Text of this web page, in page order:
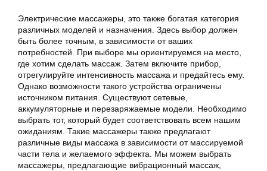
Электрические массажеры, это также богатая категория
различных моделей и назначения. Здесь выбор должен
быть более точным, в зависимости от ваших
потребностей. При выборе мы ориентируемся на место,
где хотим сделать массаж. Затем включите прибор,
отрегулируйте интенсивность массажа и предайтесь ему.
Однако возможности такого устройства ограничены
источником питания. Существуют сетевые,
аккумуляторные и перезаряжаемые модели. Необходимо
выбрать тот, который будет соответствовать всем нашим
ожиданиям. Такие массажеры также предлагают
различные виды массажа в зависимости от массируемой
части тела и желаемого эффекта. Мы можем выбрать
массажеры, предлагающие вибрационный массаж,